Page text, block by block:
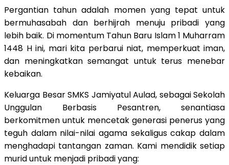
Pergantian tahun adalah momen yang tepat untuk
bermuhasabah dan berhijrah menuju pribadi yang
lebih baik. Di momentum Tahun Baru Islam 1 Muharram
1448 H ini, mari kita perbarui niat, memperkuat iman,
dan meningkatkan semangat untuk terus menebar
kebaikan.
Keluarga Besar SMKS Jamiyatul Aulad, sebagai Sekolah
Unggulan Berbasis Pesantren, senantiasa
berkomitmen untuk mencetak generasi penerus yang
teguh dalam nilai-nilai agama sekaligus cakap dalam
menghadapi tantangan zaman. Kami mendidik setiap
murid untuk menjadi pribadi yang: